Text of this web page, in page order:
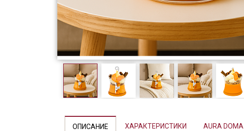
ОПИСАНИЕ ХАРАКТЕРИСТИКИ AURA DOMA